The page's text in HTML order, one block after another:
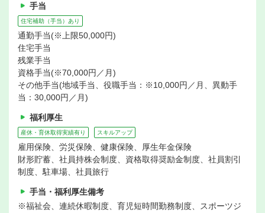
手当
住宅補助（手当）あり
通勤手当(※上限50,000円)
住宅手当
残業手当
資格手当(※70,000円／月)
その他手当(地域手当、役職手当：※10,000円／月、異動手
当：30,000円／月)
福利厚生
産休・育休取得実績有り スキルアップ
雇用保険、労災保険、健康保険、厚生年金保険
財形貯蓄、社員持株会制度、資格取得奨励金制度、社員割引
制度、駐車場、社員旅行
手当・福利厚生備考
※福祉会、連続休暇制度、育児短時間勤務制度、スポーツジ